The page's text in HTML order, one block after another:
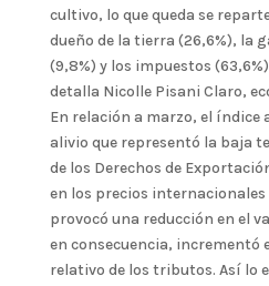
cultivo, lo que queda se
dueño de la tierra (26,6%), la
(9,8%) y los impuestos
detalla Nicolle Pisani Claro,
En relación a marzo, el índice
alivio que representó la baja
de los Derechos de
en los precios internacionales
provocó una reducción en el
en consecuencia, incrementó
relativo de los tributos. Así lo